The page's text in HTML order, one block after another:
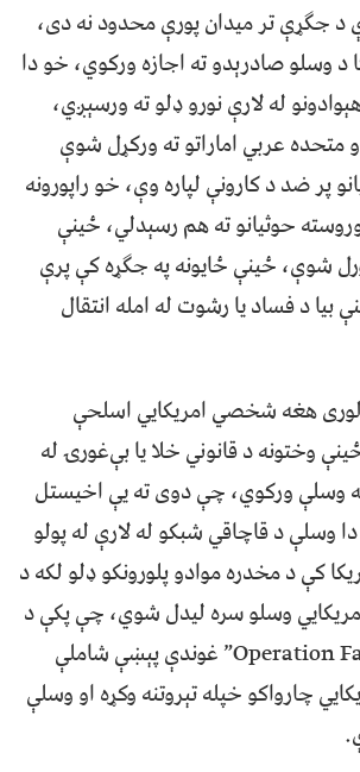
د جګړې تر ميدان پورې محدود نه دی،
د وسلو صادرېدو ته اجازه ورکوي، خو دا
له لارې نورو ډلو ته ورسېږي،
عربي اماراتو ته ورکړل شوې
پر ضد د کارونې لپاره وې، خو راپورونه
حوثيانو ته هم رسېدلي، ځينې
شوې، ځینې ځایونه په جګړه کې پرې
د فساد يا رشوت له امله انتقال
هغه شخصي امريکايي اسلحې
وختونه د قانوني خلا يا بې‌غورۍ له
وسلې ورکوي، چې دوی ته يې اخیستل
وسلې د قاچاقي شبکو له لارې له پولو
کې د مخدره موادو پلورونکو ډلو لکه د
وسلو سره لیدل شوي، چې پکې د
“Operation Fast and Furious” غوندې پېښې شاملې
چارواکو خپله تېروتنه وکړه او وسلې